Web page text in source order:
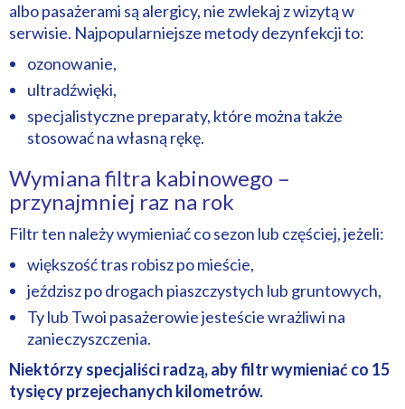
albo pasażerami są alergicy, nie zwlekaj z wizytą w
serwisie. Najpopularniejsze metody dezynfekcji to:
ozonowanie,
ultradźwięki,
specjalistyczne preparaty, które można także
stosować na własną rękę.
Wymiana filtra kabinowego –
przynajmniej raz na rok
Filtr ten należy wymieniać co sezon lub częściej, jeżeli:
większość tras robisz po mieście,
jeździsz po drogach piaszczystych lub gruntowych,
Ty lub Twoi pasażerowie jesteście wrażliwi na
zanieczyszczenia.
Niektórzy specjaliści radzą, aby filtr wymieniać co 15
tysięcy przejechanych kilometrów.